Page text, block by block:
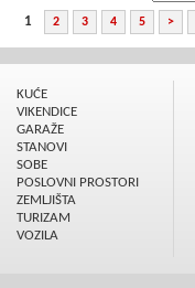
1 2 3 4 5 >
KUĆE
VIKENDICE
GARAŽE
STANOVI
SOBE
POSLOVNI PROSTORI
ZEMLJIŠTA
TURIZAM
VOZILA